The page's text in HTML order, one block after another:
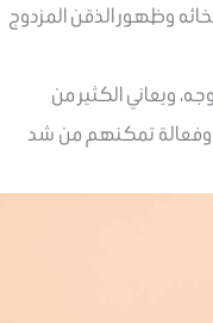
وظهور الذقن المزدوج
ويعاني الكثير من
وفعالة تمكنهم من شد